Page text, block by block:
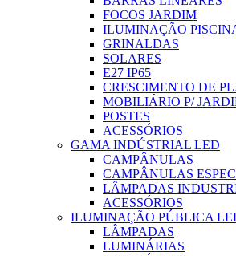
FOCOS JARDIM
ILUMINAÇÃO
GRINALDAS
SOLARES
E27 IP65
CRESCIMENTO DE
MOBILIÁRIO P/
POSTES
ACESSÓRIOS
GAMA INDÚSTRIAL LED
CAMPÂNULAS
CAMPÂNULAS
LÂMPADAS
ACESSÓRIOS
ILUMINAÇÃO PÚBLICA
LÂMPADAS
LUMINÁRIAS